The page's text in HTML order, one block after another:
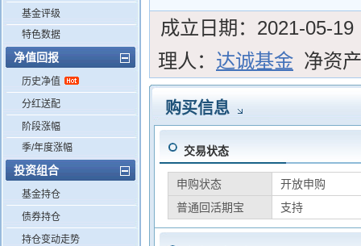
基金评级
特色数据
净值回报
历史净值
分红送配
阶段涨幅
季/年度涨幅
投资组合
基金持仓
债券持仓
持仓变动走势
成立日期： 2021-05-19
理人： 达诚基金 净资
购买信息
交易状态
申购状态
开放申购
普通回活期宝
支持